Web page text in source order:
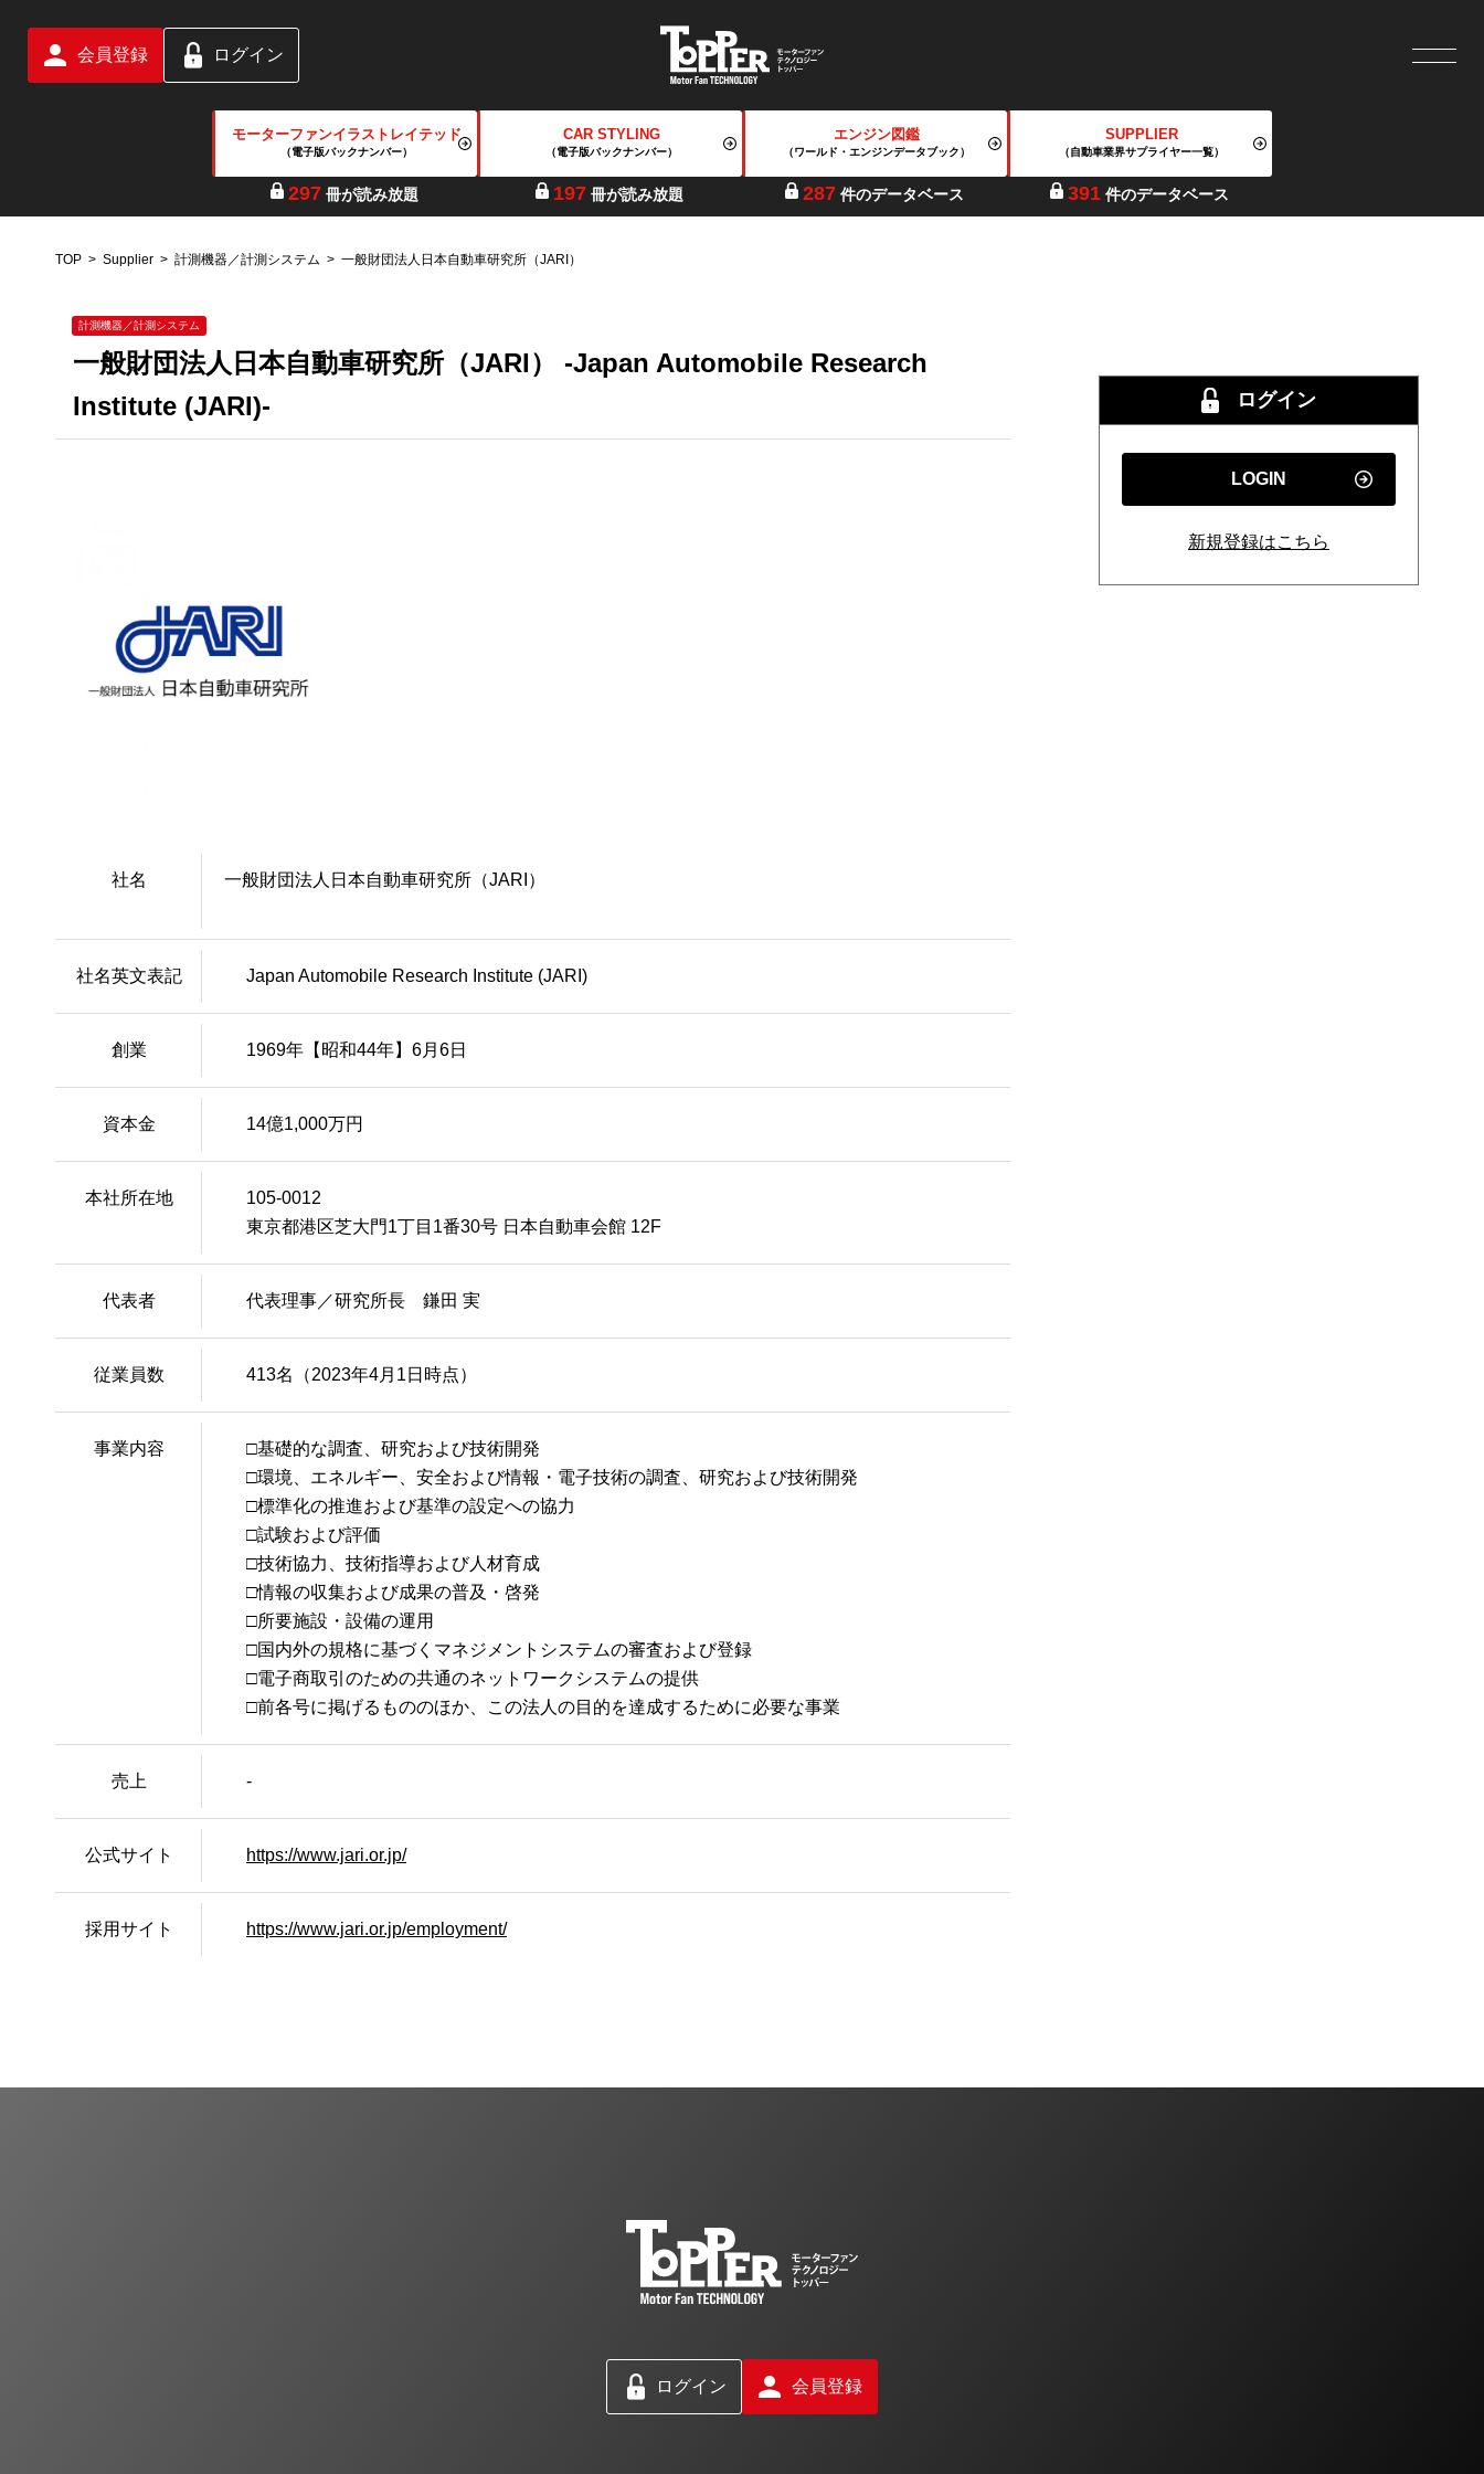
会員登録 ログイン
モーターファンイラストレイテッド
（電子版バックナンバー）
297 冊が読み放題
CAR STYLING
（電子版バックナンバー）
197 冊が読み放題
エンジン図鑑
（ワールド・エンジンデータブック）
287 件のデータベース
SUPPLIER
（自動車業界サプライヤー一覧）
391 件のデータベース
TOP Supplier 計測機器／計測システム 一般財団法人日本自動車研究所（JARI）
計測機器／計測システム
一般財団法人日本自動車研究所（JARI） -Japan Automobile Research
Institute (JARI)-
社名 一般財団法人日本自動車研究所（JARI）
社名英文表記 Japan Automobile Research Institute (JARI)
創業 1969年【昭和44年】6月6日
資本金 14億1,000万円
本社所在地
105-0012
東京都港区芝大門1丁目1番30号 日本自動車会館 12F
代表者 代表理事／研究所長 鎌田 実
従業員数 413名（2023年4月1日時点）
事業内容
□基礎的な調査、研究および技術開発
□環境、エネルギー、安全および情報・電子技術の調査、研究および技術開発
□標準化の推進および基準の設定への協力
□試験および評価
□技術協力、技術指導および人材育成
□情報の収集および成果の普及・啓発
□所要施設・設備の運用
□国内外の規格に基づくマネジメントシステムの審査および登録
□電子商取引のための共通のネットワークシステムの提供
□前各号に掲げるもののほか、この法人の目的を達成するために必要な事業
売上 -
公式サイト https://www.jari.or.jp/
採用サイト https://www.jari.or.jp/employment/
ログイン
LOGIN
新規登録はこちら
ログイン 会員登録